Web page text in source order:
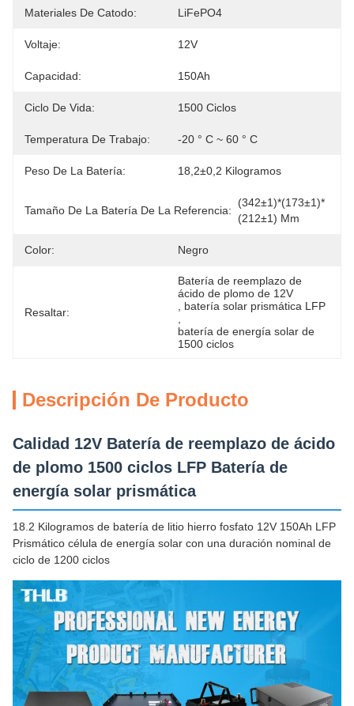
Materiales De Catodo: LiFePO4
Voltaje: 12V
Capacidad: 150Ah
Ciclo De Vida: 1500 Ciclos
Temperatura De Trabajo: -20 ° C ~ 60 ° C
Peso De La Batería: 18,2±0,2 Kilogramos
Tamaño De La Batería De La Referencia:
(342±1)*(173±1)*
(212±1) Mm
Color: Negro
Resaltar:
Batería de reemplazo de
ácido de plomo de 12V
batería solar prismática LFP
batería de energía solar de
1500 ciclos
Descripción De Producto
Calidad 12V Batería de reemplazo de ácido
de plomo 1500 ciclos LFP Batería de
energía solar prismática
18.2 Kilogramos de batería de litio hierro fosfato 12V 150Ah LFP
Prismático célula de energía solar con una duración nominal de
ciclo de 1200 ciclos